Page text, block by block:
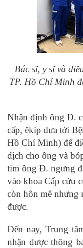
Bác sĩ, y sĩ và
TP. Hồ Chí Minh
Nhận định ông Đ.
cấp, êkíp đưa tới
Hồ Chí Minh) để
dịch cho ông và
tim ông Đ. ngưng
vào khoa Cấp cứu
còn hôn mê nhưng
được.
Đến nay, Trung
nhận được thông